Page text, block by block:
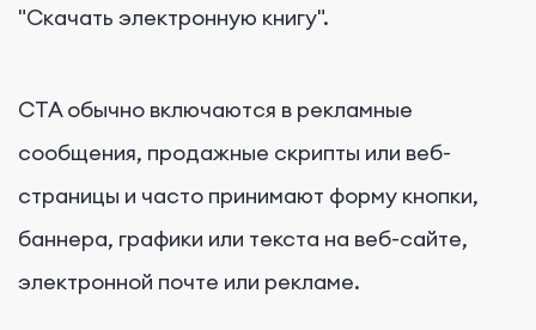
"Скачать электронную книгу".
CTA обычно включаются в рекламные
сообщения, продажные скрипты или веб-
страницы и часто принимают форму кнопки,
баннера, графики или текста на веб-сайте,
электронной почте или рекламе.